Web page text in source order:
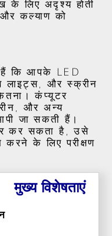
के लिए अदृश्य होती
और कल्याण को
कि आपके LED
लाइट्स, और स्क्रीन
कंप्यूटर
और अन्य
जा सकती हैं।
कर सकता है, उसे
करने के लिए परीक्षण
मुख्य विशेषताएं